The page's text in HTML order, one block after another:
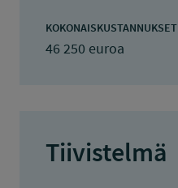
KOKONAISKUSTANNUKSET
46 250 euroa
Tiivistelmä